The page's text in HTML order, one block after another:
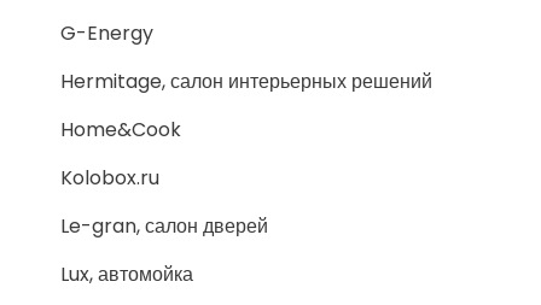
G-Energy
Hermitage, салон интерьерных решений
Home&Cook
Kolobox.ru
Le-gran, салон дверей
Lux, автомойка